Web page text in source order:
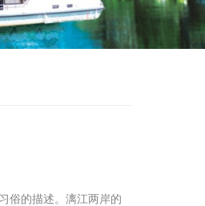
俗的描述。漓江两岸的